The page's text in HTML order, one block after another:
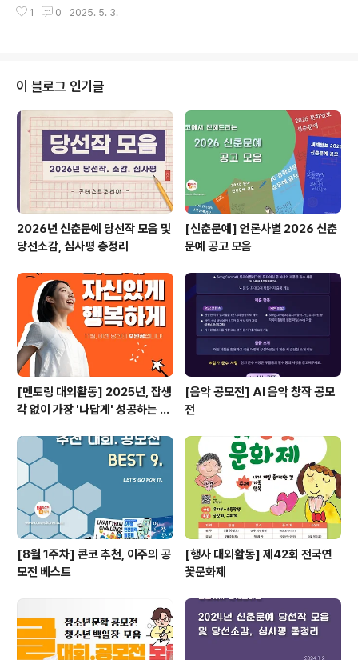
스트코리아 홈페이지에서 확인하시면 도움이 됩니다~콘테
디어대전✔ 2025 대한민국 관광공모전 (기념품 부문)✔
25년 제 1회 가상현실 공간 창작 공모전✔ 2025년 IP 아
카데미 카드뉴스 공모전 * 자세한 내용은 뉴스카드를 클릭
하시면 확인하실 수 있습니다. 자세한 내용은 콘테스트코
리아 홈페이지에서 확인하시면 도움이 됩니다~콘테스트,
공모전, 대외활동 정보 / 소개 / 뉴스소식은 @콘테스트코
리아!!
1 0 2025. 5. 3.
이 블로그 인기글
2026년 신춘문예 당선작 모음 및
당선소감, 심사평 총정리
[신춘문예] 언론사별 2026 신춘
문예 공고 모음
[멘토링 대외활동] 2025년, 잡생
각 없이 가장 '나답게' 성공하는 법
[음악 공모전] AI 음악 창작 공모
전
[8월 1주차] 콘코 추천, 이주의 공
모전 베스트
[행사 대외활동] 제42회 전국연
꽃문화제